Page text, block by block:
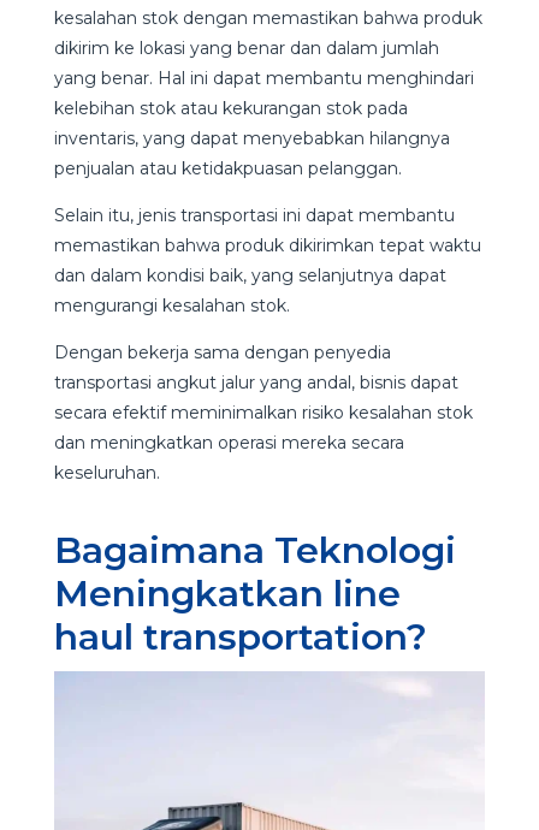
kesalahan stok dengan memastikan bahwa produk
dikirim ke lokasi yang benar dan dalam jumlah
yang benar. Hal ini dapat membantu menghindari
kelebihan stok atau kekurangan stok pada
inventaris, yang dapat menyebabkan hilangnya
penjualan atau ketidakpuasan pelanggan.
Selain itu, jenis transportasi ini dapat membantu
memastikan bahwa produk dikirimkan tepat waktu
dan dalam kondisi baik, yang selanjutnya dapat
mengurangi kesalahan stok.
Dengan bekerja sama dengan penyedia
transportasi angkut jalur yang andal, bisnis dapat
secara efektif meminimalkan risiko kesalahan stok
dan meningkatkan operasi mereka secara
keseluruhan.
Bagaimana Teknologi
Meningkatkan line
haul transportation?